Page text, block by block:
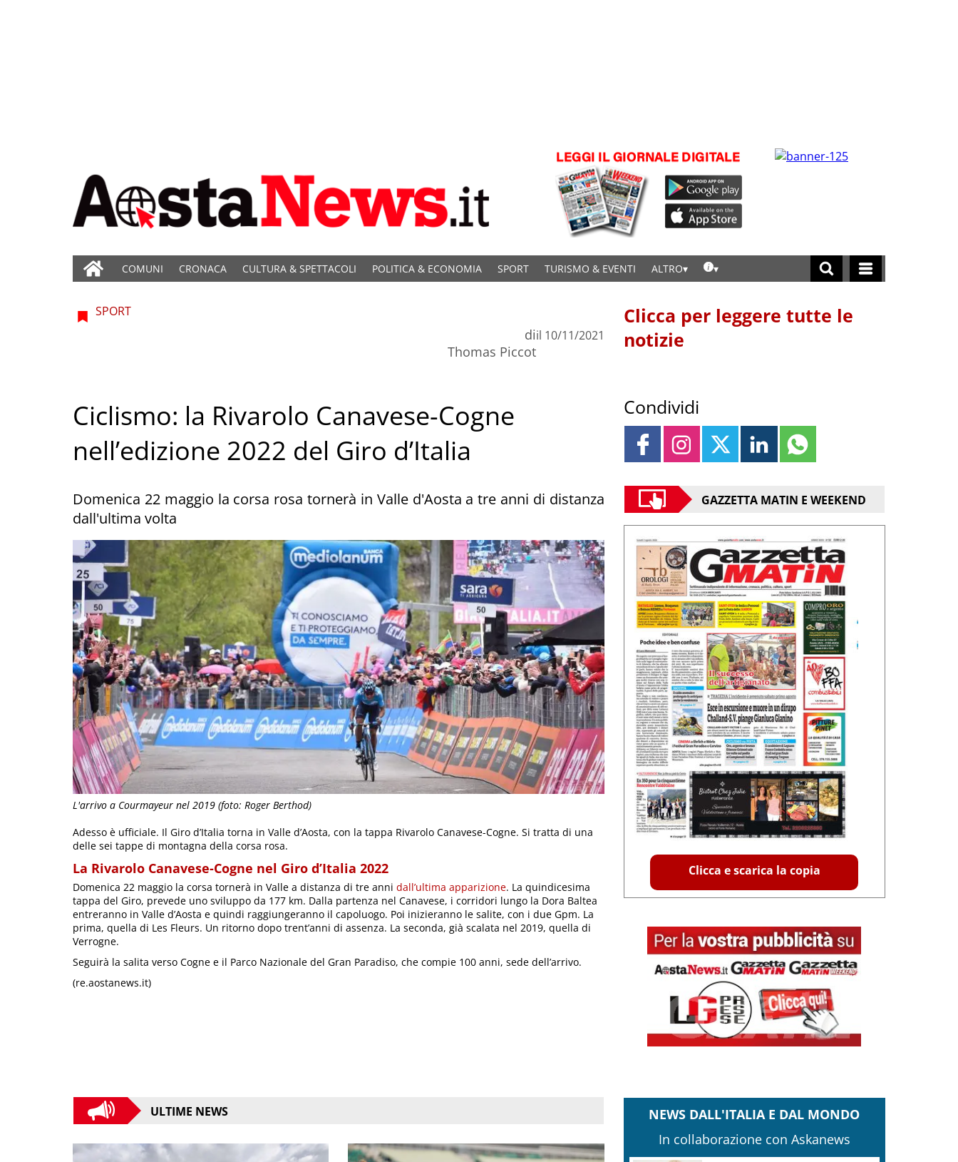
COMUNI CRONACA CULTURA & SPETTACOLI POLITICA & ECONOMIA SPORT TURISMO & EVENTI ALTRO
L'arrivo a Courmayeur nel 2019 (foto: Roger Berthod)
SPORT
di
Thomas Piccot
il 10/11/2021
Ciclismo: la Rivarolo Canavese-Cogne
nell’edizione 2022 del Giro d’Italia
Domenica 22 maggio la corsa rosa tornerà in Valle d'Aosta a tre anni di distanza
dall'ultima volta
Adesso è ufficiale. Il Giro d’Italia torna in Valle d’Aosta, con la tappa Rivarolo Canavese-Cogne. Si tratta di una
delle sei tappe di montagna della corsa rosa.
La Rivarolo Canavese-Cogne nel Giro d’Italia 2022
Domenica 22 maggio la corsa tornerà in Valle a distanza di tre anni dall’ultima apparizione. La quindicesima
tappa del Giro, prevede uno sviluppo da 177 km. Dalla partenza nel Canavese, i corridori lungo la Dora Baltea
entreranno in Valle d’Aosta e quindi raggiungeranno il capoluogo. Poi inizieranno le salite, con i due Gpm. La
prima, quella di Les Fleurs. Un ritorno dopo trent’anni di assenza. La seconda, già scalata nel 2019, quella di
Verrogne.
Seguirà la salita verso Cogne e il Parco Nazionale del Gran Paradiso, che compie 100 anni, sede dell’arrivo.
(re.aostanews.it)
ULTIME NEWS
Clicca per leggere tutte le
notizie
Condividi
GAZZETTA MATIN E WEEKEND
Clicca e scarica la copia
NEWS DALL'ITALIA E DAL MONDO
In collaborazione con Askanews